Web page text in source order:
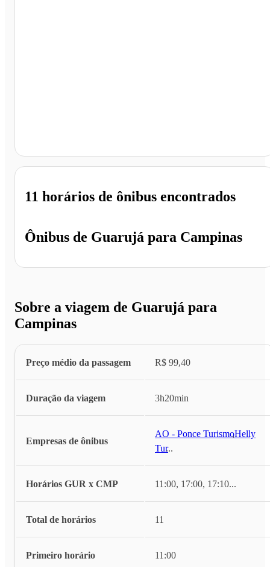
Ônibus de Guarujá para Campinas
11 horários de ônibus encontrados
Sobre a viagem de Guarujá para
Campinas
Preço médio da passagem R$ 99,40
Duração da viagem 3h20min
Empresas de ônibus
AO - Ponce Turismo,Helly
Tur...
Horários GUR x CMP 11:00, 17:00, 17:10...
Total de horários 11
Primeiro horário 11:00